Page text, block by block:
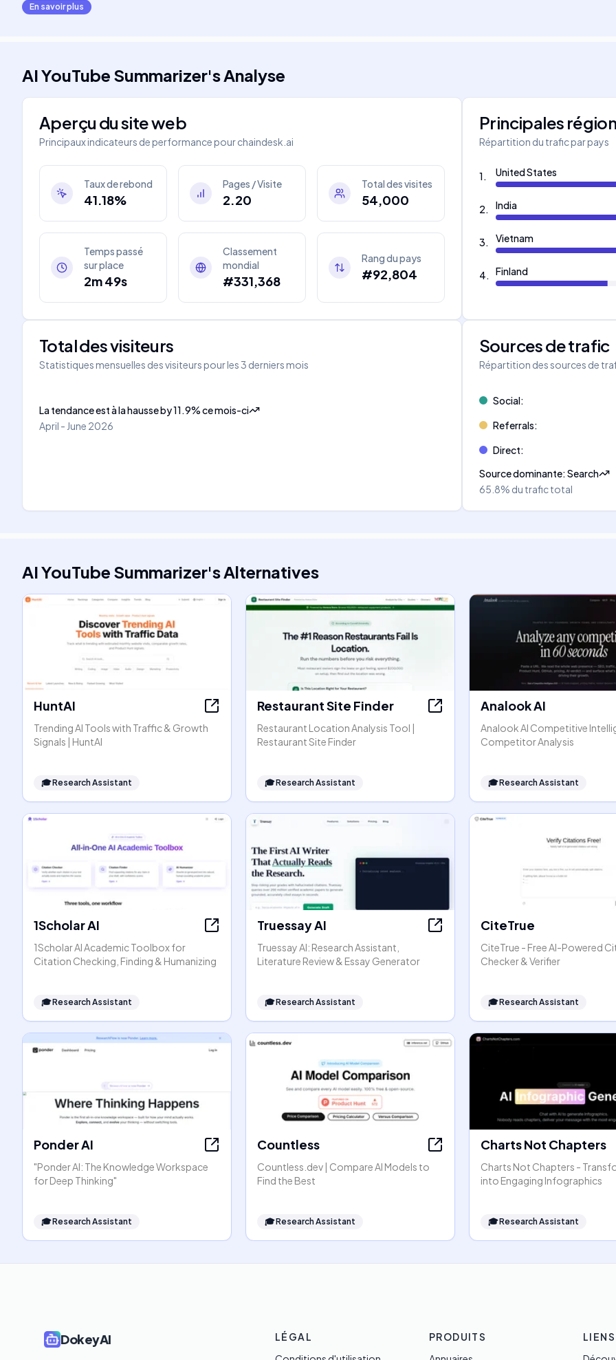
En savoir plus
AI YouTube Summarizer'sAnalyse
Aperçu du site web
Principaux indicateurs de performance pourchaindesk.ai
Taux de rebond
41.18%
Pages / Visite
2.20
Total des visites
54,000
Temps passé
sur place
2m 49s
Classement
mondial
#331,368
Rang du pays
#92,804
Principales
Répartition du trafic par pays
1. United States
2. India
3. Vietnam
4. Finland
Total des visiteurs
Statistiques mensuelles des visiteurs pour les 3 derniers mois
La tendance est à la hausseby11.9%ce mois-ci
April - June 2026
Sources de trafic
Répartition des sources de
Social:
Referrals:
Direct:
Source dominante:Search
65.8% du trafic total
AI YouTube Summarizer'sAlternatives
HuntAI
Trending AI Tools with Traffic & Growth
Signals | HuntAI
🎓Research Assistant
Restaurant Site Finder
Restaurant Location Analysis Tool |
Restaurant Site Finder
🎓Research Assistant
Analook AI
Analook AI Competitive
Competitor Analysis
🎓Research Assistant
1Scholar AI
1Scholar AI Academic Toolbox for
Citation Checking, Finding & Humanizing
🎓Research Assistant
Truessay AI
Truessay AI: Research Assistant,
Literature Review & Essay Generator
🎓Research Assistant
CiteTrue
CiteTrue - Free AI-Powered
Checker & Verifier
🎓Research Assistant
Ponder AI
"Ponder AI: The Knowledge Workspace
for Deep Thinking"
🎓Research Assistant
Countless
Countless.dev | Compare AI Models to
Find the Best
🎓Research Assistant
Charts Not Chapters
Charts Not Chapters -
into Engaging Infographics
🎓Research Assistant
DokeyAI
LÉGAL
PRODUITS
LIENS